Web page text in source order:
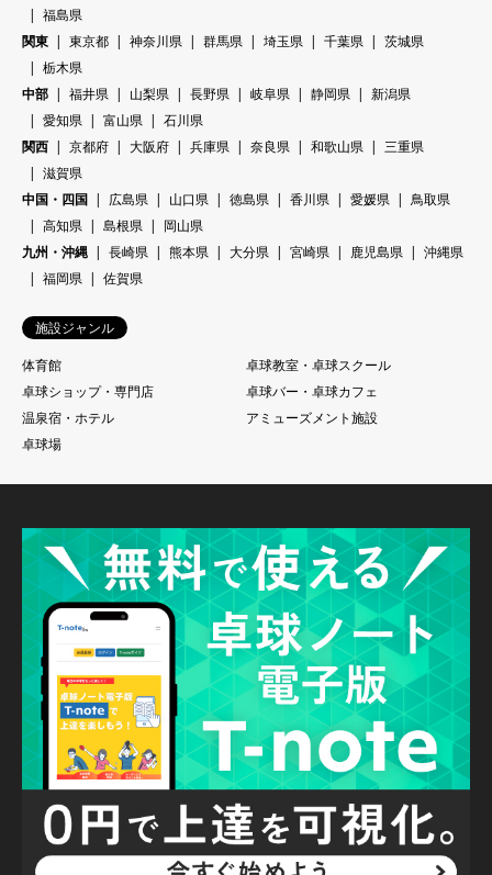
福島県
関東
東京都 神奈川県 群馬県 埼玉県 千葉県
茨城県
栃木県
中部
福井県 山梨県 長野県 岐阜県 静岡県
新潟県
愛知県
富山県
石川県
関西
京都府 大阪府 兵庫県 奈良県 和歌山県
三重県
滋賀県
中国・四国
広島県 山口県 徳島県 香川県 愛媛県
鳥取県
高知県
島根県
岡山県
九州・沖縄
長崎県 熊本県 大分県 宮崎県 鹿児島県
沖縄県
福岡県
佐賀県
施設ジャンル
体育館
卓球教室・卓球スクール
卓球ショップ・専門店
卓球バー・卓球カフェ
温泉宿・ホテル
アミューズメント施設
卓球場